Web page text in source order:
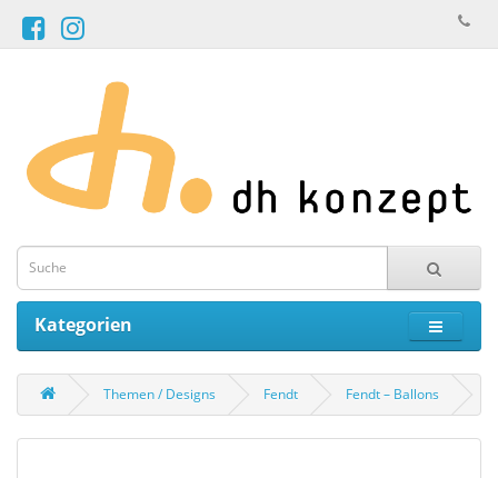
Kategorien
Themen / Designs Fendt Fendt – Ballons